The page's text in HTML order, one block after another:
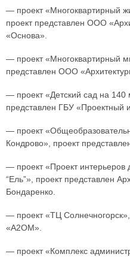
— проект «Многоквартирный
проект представлен ООО
«Основа».
— проект «Многоквартирный
представлен ООО
— проект «Детский сад на 140
представлен ГБУ «Проектный
— проект
Кондрово», проект
— проект «Проект интерьеров
“Ель”», проект представлен
Бондаренко.
— проект «ТЦ
«А2ОМ».
— проект «Комплекс